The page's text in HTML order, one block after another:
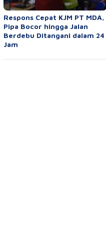
Respons Cepat KJM PT MDA,
Pipa Bocor hingga Jalan
Berdebu Ditangani dalam 24
Jam